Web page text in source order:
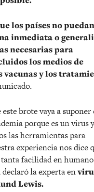
los países no puedan
inmediata o
necesarias para
los medios de
vacunas y los
este brote vaya a
porque es un virus
las herramientas para
experiencia nos dice
facilidad en
declaró la experta en
Lewis.